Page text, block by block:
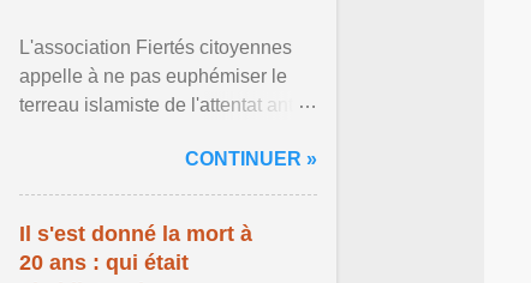
L'association Fiertés citoyennes
appelle à ne pas euphémiser le
terreau islamiste de l'attentat anti-
de Berlin ... Afficher l'article ...
CONTINUER »
Il s'est donné la mort à
20 ans : qui était